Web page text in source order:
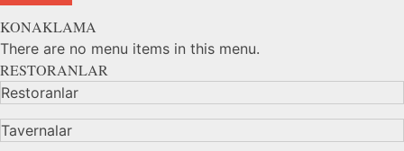
KONAKLAMA
There are no menu items in this menu.
RESTORANLAR
Restoranlar
Tavernalar